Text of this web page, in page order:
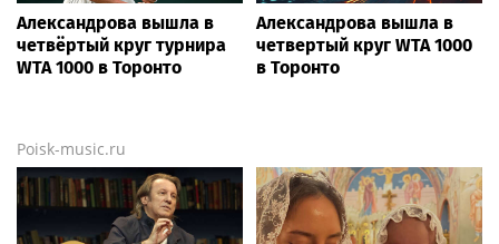
Александрова вышла в
четвёртый круг турнира
WTA 1000 в Торонто
Александрова вышла в
четвертый круг WTA 1000
в Торонто
Poisk-music.ru